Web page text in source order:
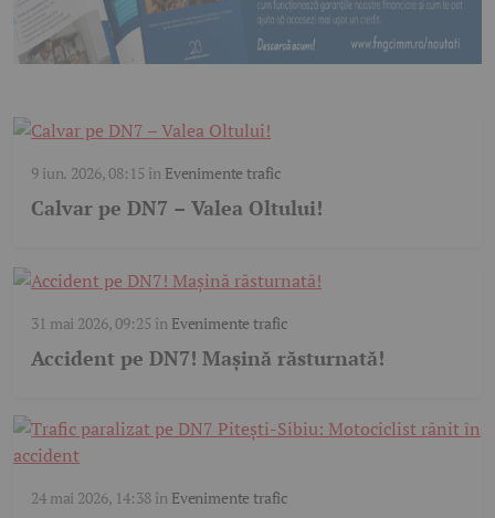
9 iun. 2026, 08:15 în Evenimente trafic
Calvar pe DN7 – Valea Oltului!
31 mai 2026, 09:25 în Evenimente trafic
Accident pe DN7! Mașină răsturnată!
24 mai 2026, 14:38în Evenimente trafic